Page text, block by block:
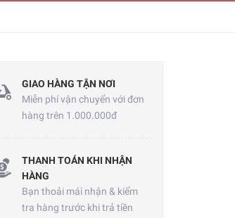
GIAO HÀNG TẬN NƠI
Miễn phí vận chuyển với đơn
hàng trên 1.000.000đ
THANH TOÁN KHI NHẬN
HÀNG
Bạn thoải mái nhận & kiểm
tra hàng trước khi trả tiền